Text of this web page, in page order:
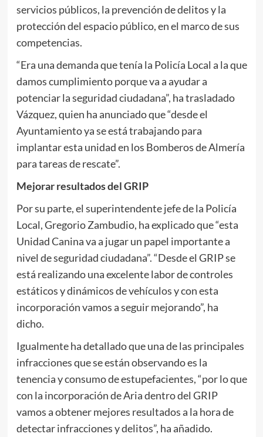
servicios públicos, la prevención de delitos y la
protección del espacio público, en el marco de sus
competencias.
“Era una demanda que tenía la Policía Local a la que
damos cumplimiento porque va a ayudar a
potenciar la seguridad ciudadana”, ha trasladado
Vázquez, quien ha anunciado que “desde el
Ayuntamiento ya se está trabajando para
implantar esta unidad en los Bomberos de Almería
para tareas de rescate”.
Mejorar resultados del GRIP
Por su parte, el superintendente jefe de la Policía
Local, Gregorio Zambudio, ha explicado que “esta
Unidad Canina va a jugar un papel importante a
nivel de seguridad ciudadana”. “Desde el GRIP se
está realizando una excelente labor de controles
estáticos y dinámicos de vehículos y con esta
incorporación vamos a seguir mejorando”, ha
dicho.
Igualmente ha detallado que una de las principales
infracciones que se están observando es la
tenencia y consumo de estupefacientes, “por lo que
con la incorporación de Aria dentro del GRIP
vamos a obtener mejores resultados a la hora de
detectar infracciones y delitos”, ha añadido.